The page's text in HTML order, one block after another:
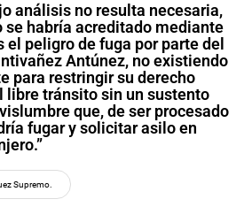
análisis no resulta necesaria,
se habría acreditado mediante
peligro de fuga por parte del
Antúnez, no existiendo
para restringir su derecho
libre tránsito sin un sustento
que, de ser procesado
fugar y solicitar asilo en
Supremo.